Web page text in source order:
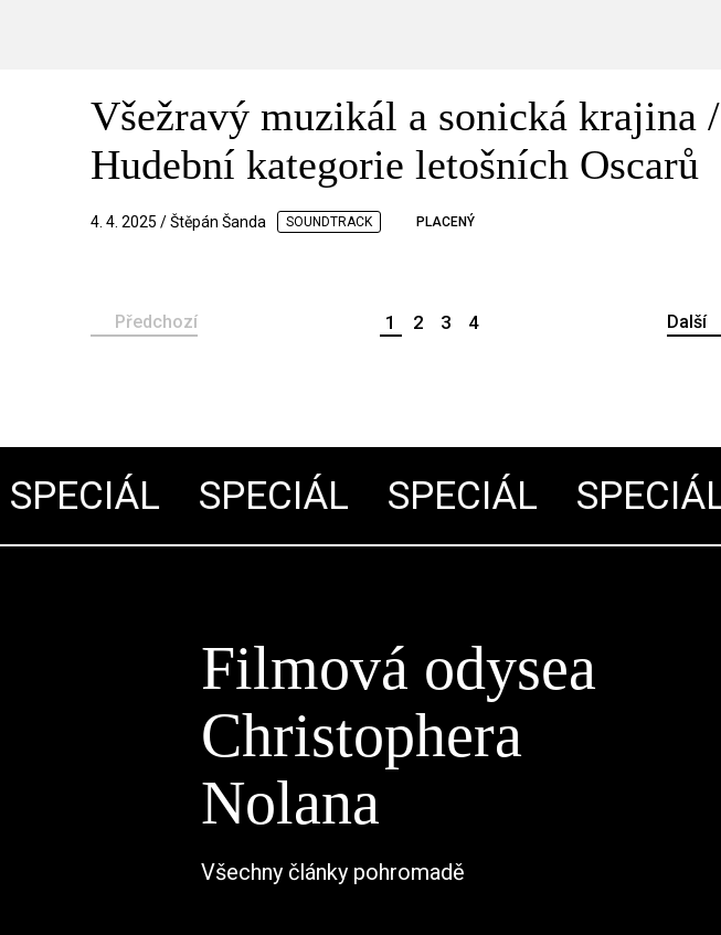
Všežravý muzikál a sonická krajina /
Hudební kategorie letošních Oscarů
4. 4. 2025 / Štěpán Šanda SOUNDTRACK PLACENÝ
Předchozí 1 2 3 4 Další
SPECIÁL SPECIÁL SPECIÁL
Filmová odysea
Christophera
Nolana
Všechny články pohromadě